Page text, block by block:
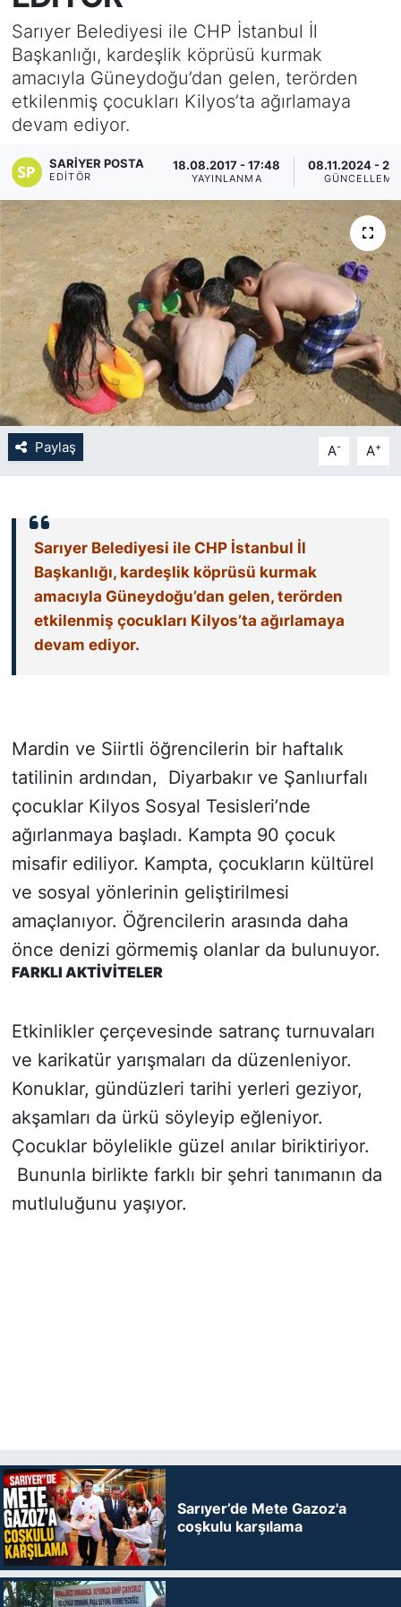
Sarıyer Belediyesi ile CHP İstanbul İl
Başkanlığı, kardeşlik köprüsü kurmak
amacıyla Güneydoğu’dan gelen, terörden
etkilenmiş çocukları Kilyos’ta ağırlamaya
devam ediyor.
SARIYER POSTA
EDITÖR
18.08.2017 - 17:48
YAYINLANMA
08.11.2024 -
GÜNCELLEME
Paylaş A- A+
Sarıyer Belediyesi ile CHP İstanbul İl
Başkanlığı, kardeşlik köprüsü kurmak
amacıyla Güneydoğu’dan gelen, terörden
etkilenmiş çocukları Kilyos’ta ağırlamaya
devam ediyor.
Mardin ve Siirtli öğrencilerin bir haftalık
tatilinin ardından, Diyarbakır ve Şanlıurfalı
çocuklar Kilyos Sosyal Tesisleri’nde
ağırlanmaya başladı. Kampta 90 çocuk
misafir ediliyor. Kampta, çocukların kültürel
ve sosyal yönlerinin geliştirilmesi
amaçlanıyor. Öğrencilerin arasında daha
önce denizi görmemiş olanlar da bulunuyor.
FARKLI AKTİVİTELER
Etkinlikler çerçevesinde satranç turnuvaları
ve karikatür yarışmaları da düzenleniyor.
Konuklar, gündüzleri tarihi yerleri geziyor,
akşamları da ürkü söyleyip eğleniyor.
Çocuklar böylelikle güzel anılar biriktiriyor.
Bununla birlikte farklı bir şehri tanımanın da
mutluluğunu yaşıyor.
Sarıyer’de Mete Gazoz'a
coşkulu karşılama
KÖŞE YAZILARI
KÖŞE YAZILARI (Arşiv)
KÜLTÜR SANAT
MAGAZİN
RÖPORTAJ
SAĞLIK
SARIYER HABERLERİ
SARIYER İMAR BARIŞI
SEKTÖR
SİYASET
TEKNOLOJİ
TÜRKİYE VE DÜNYA GÜNDEMİ